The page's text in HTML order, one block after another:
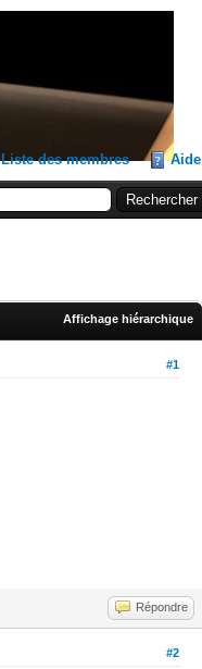
Liste des membres Aide
Affichage hiérarchique
#1
Répondre
#2